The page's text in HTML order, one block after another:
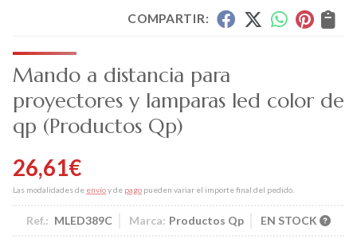
COMPARTIR:
Mando a distancia para
proyectores y lamparas led color de
qp (Productos Qp)
26,61€
Las modalidades de envíoy de pago pueden variar el importe final del pedido.
Ref.: MLED389C Marca: Productos Qp EN STOCK